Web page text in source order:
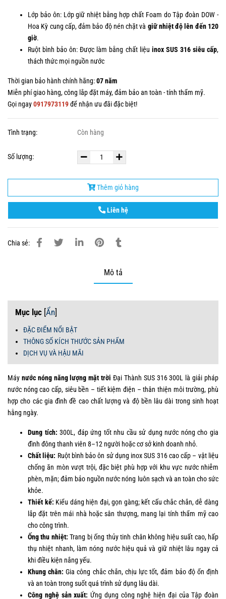
Lớp bảo ôn: Lớp giữ nhiệt bằng hợp chất Foam do Tập đoàn DOW -
Hoa Kỳ cung cấp, đảm bảo độ nén chặt và giữ nhiệt độ lên đến 120
giờ.
Ruột bình bảo ôn: Được làm bằng chất liệu inox SUS 316 siêu cấp,
thách thức mọi nguồn nước
Thời gian bảo hành chính hãng:07 năm
Miễn phí giao hàng, công lắp đặt máy, đảm bảo an toàn - tính thẩm mỹ.
Gọi ngay0917973119để nhận ưu đãi đặc biệt!
Tình trạng: Còn hàng
Số lượng:
Thêm giỏ hàng
Liên hệ
Chia sẻ:
Mô tả
Mục lục [Ẩn]
ĐẶC ĐIỂM NỔI BẬT
THÔNG SỐ KÍCH THƯỚC SẢN PHẨM
DỊCH VỤ VÀ HẬU MÃI
Máy nước nóng năng lượng mặt trờiĐại Thành SUS 316 300L là giải pháp
nước nóng cao cấp, siêu bền – tiết kiệm điện – thân thiện môi trường, phù
hợp cho các gia đình đề cao chất lượng và độ bền lâu dài trong sinh hoạt
hằng ngày.
Dung tích: 300L, đáp ứng tốt nhu cầu sử dụng nước nóng cho gia
đình đông thanh viên 8–12 người hoặc cơ sở kinh doanh nhỏ.
Chất liệu: Ruột bình bảo ôn sử dụng inox SUS 316 cao cấp – vật liệu
chống ăn mòn vượt trội, đặc biệt phù hợp với khu vực nước nhiễm
phèn, mặn; đảm bảo nguồn nước nóng luôn sạch và an toàn cho sức
khỏe.
Thiết kế: Kiểu dáng hiện đại, gọn gàng; kết cấu chắc chắn, dễ dàng
lắp đặt trên mái nhà hoặc sân thượng, mang lại tính thẩm mỹ cao
cho công trình.
Ống thu nhiệt: Trang bị ống thủy tinh chân không hiệu suất cao, hấp
thụ nhiệt nhanh, làm nóng nước hiệu quả và giữ nhiệt lâu ngay cả
khi điều kiện nắng yếu.
Khung chân: Gia công chắc chắn, chịu lực tốt, đảm bảo độ ổn định
và an toàn trong suốt quá trình sử dụng lâu dài.
Công nghệ sản xuất: Ứng dụng công nghệ hiện đại của Tập đoàn